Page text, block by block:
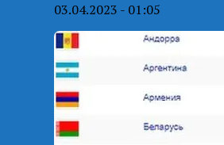
03.04.2023 - 01:05